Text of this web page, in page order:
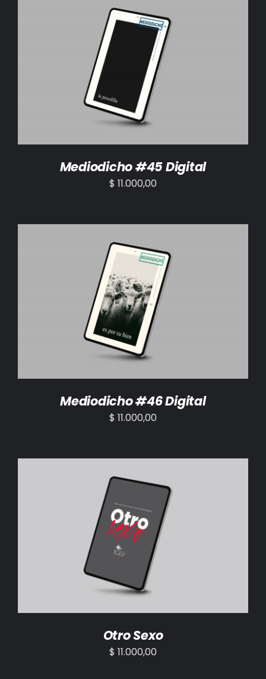
AÑADIR AL CARRITO /
Mediodicho #45 Digital
$ 11.000,00
AÑADIR AL CARRITO /
Mediodicho #46 Digital
$ 11.000,00
AÑADIR AL CARRITO /
Otro Sexo
$ 11.000,00